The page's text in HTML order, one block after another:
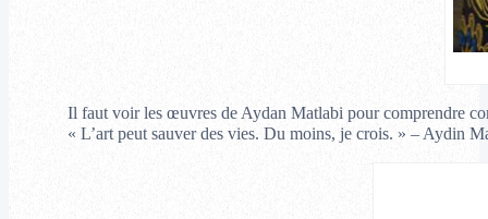
Il faut voir les œuvres de Aydan Matlabi pour comprendre
« L’art peut sauver des vies. Du moins, je crois. » – Aydin